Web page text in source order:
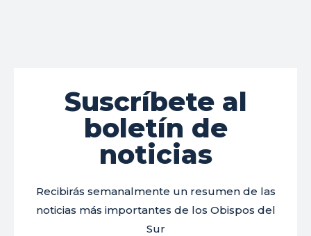
Suscríbete al
boletín de
noticias
Recibirás semanalmente un resumen de las
noticias más importantes de los Obispos del
Sur